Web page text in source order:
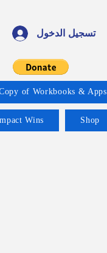
تسجيل الدخول
of Workbooks & Apps
Wins Shop